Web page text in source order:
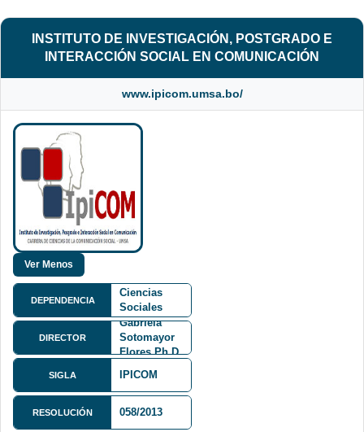
INSTITUTO DE INVESTIGACIÓN, POSTGRADO E
INTERACCIÓN SOCIAL EN COMUNICACIÓN
www.ipicom.umsa.bo/
DEPENDENCIA
Ciencias
Sociales
FCS
DIRECTOR
Gabriela
Sotomayor
Flores Ph.D.
SIGLA IPICOM
RESOLUCIÓN 058/2013
Av. 6 de
entre
Aspiazu y
Guachalla,